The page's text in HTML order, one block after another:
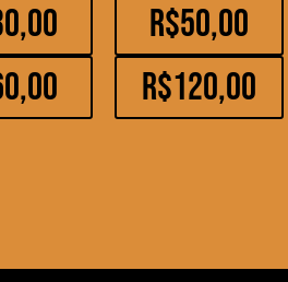
R$50,00
R$120,00